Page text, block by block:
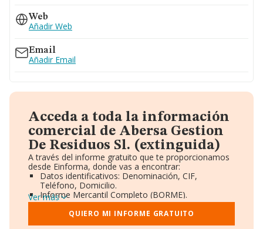
Web
Añadir Web
Email
Añadir Email
Acceda a toda la información
comercial de Abersa Gestion
De Residuos Sl. (extinguida)
A través del informe gratuito que te proporcionamos
desde Einforma, donde vas a encontrar:
Datos identificativos: Denominación, CIF,
Teléfono, Domicilio.
Informe Mercantil Completo (BORME).
Gráficos de Evolución Ventas y Empleados.
Consejo de Administración y Administradores.
Directivos y Ejecutivos.
Ver más
QUIERO MI INFORME GRATUITO